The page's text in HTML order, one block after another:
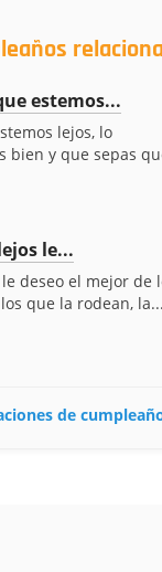
estemos...
lejos, lo
bien y que sepas
le...
deseo el mejor de
que la rodean, la...
de